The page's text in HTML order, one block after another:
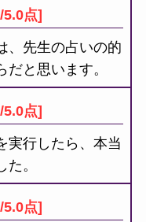
5.0点]
、先生の占いの的
と思います。
5.0点]
実行したら、本当
。
5.0点]